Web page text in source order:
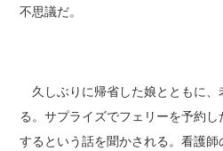
不思議だ。
久しぶりに帰省した娘とともに、
る。サプライズでフェリーを予約
するという話を聞かされる。看護